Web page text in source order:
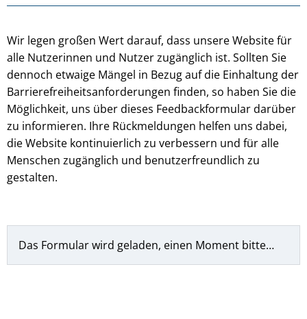
Wir legen großen Wert darauf, dass unsere Website für
alle Nutzerinnen und Nutzer zugänglich ist. Sollten Sie
dennoch etwaige Mängel in Bezug auf die Einhaltung der
Barrierefreiheitsanforderungen finden, so haben Sie die
Möglichkeit, uns über dieses Feedbackformular darüber
zu informieren. Ihre Rückmeldungen helfen uns dabei,
die Website kontinuierlich zu verbessern und für alle
Menschen zugänglich und benutzerfreundlich zu
gestalten.
Das Formular wird geladen, einen Moment bitte…